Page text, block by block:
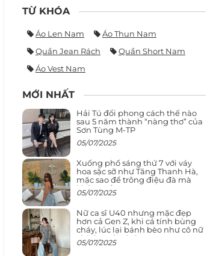
TỪ KHÓA
Áo Len Nam
Áo Thun Nam
Quần Jean Rách
Quần Short Nam
Áo Vest Nam
MỚI NHẤT
Hải Tú đổi phong cách thế nào
sau 5 năm thành “nàng thơ” của
Sơn Tùng M-TP
05/07/2025
Xuống phố sáng thứ 7 với váy
hoa sặc sỡ như Tăng Thanh Hà,
mặc sao để trông điệu đà mà
không sến
05/07/2025
Nữ ca sĩ U40 nhưng mặc đẹp
hơn cả Gen Z, khi cá tính bùng
cháy, lúc lại bánh bèo như cô nữ
chính ngôn tình
05/07/2025